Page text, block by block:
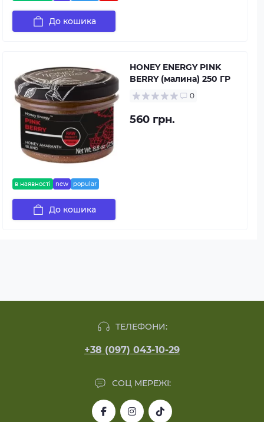
До кошика
в наявності new popular
HONEY ENERGY PINK
BERRY (малина) 250 ГР
0
560 грн.
До кошика
ТЕЛЕФОНИ:
+38 (097) 043-10-29
СОЦ МЕРЕЖІ: